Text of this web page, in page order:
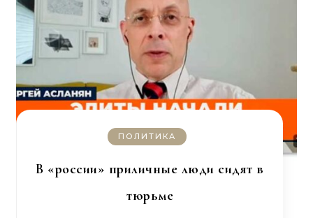
ПОЛИТИКА
В «россии» приличные люди сидят в
тюрьме